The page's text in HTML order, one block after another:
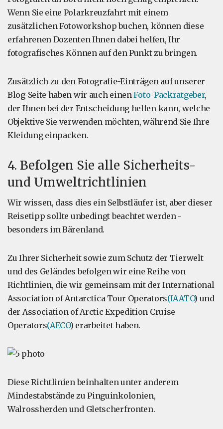
Wenn Sie eine Polarkreuzfahrt mit einem
zusätzlichen Fotoworkshop buchen, können diese
erfahrenen Dozenten Ihnen dabei helfen, Ihr
fotografisches Können auf den Punkt zu bringen.
Zusätzlich zu den Fotografie-Einträgen auf unserer
Blog-Seite haben wir auch einenFoto-Packratgeber,
der Ihnen bei der Entscheidung helfen kann, welche
Objektive Sie verwenden möchten, während Sie Ihre
Kleidung einpacken.
4. Befolgen Sie alle Sicherheits-
und Umweltrichtlinien
Wir wissen, dass dies ein Selbstläufer ist, aber dieser
Reisetipp sollte unbedingt beachtet werden -
besonders im Bärenland.
Zu Ihrer Sicherheit sowie zum Schutz der Tierwelt
und des Geländes befolgen wir eine Reihe von
Richtlinien, die wir gemeinsam mit der International
Association of Antarctica Tour Operators(IAATO) und
der Association of Arctic Expedition Cruise
Operators(AECO) erarbeitet haben.
Diese Richtlinien beinhalten unter anderem
Mindestabstände zu Pinguinkolonien,
Walrossherden und Gletscherfronten.